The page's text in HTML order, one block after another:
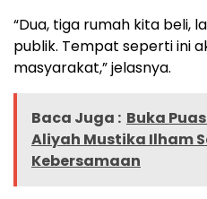
“Dua, tiga rumah kita beli,
publik. Tempat seperti ini
masyarakat,” jelasnya.
Baca Juga : Buka
Aliyah Mustika Ilham
Kebersamaan